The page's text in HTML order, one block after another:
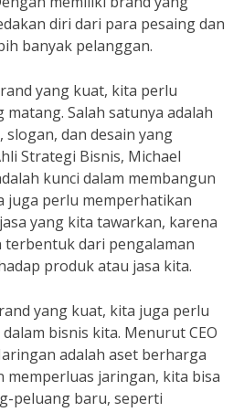
diri dari para pesaing dan
banyak pelanggan.
yang kuat, kita perlu
Salah satunya adalah
dan desain yang
Strategi Bisnis, Michael
kunci dalam membangun
juga perlu memperhatikan
yang kita tawarkan, karena
terbentuk dari pengalaman
produk atau jasa kita.
yang kuat, kita juga perlu
bisnis kita. Menurut CEO
adalah aset berharga
memperluas jaringan, kita bisa
peluang baru, seperti